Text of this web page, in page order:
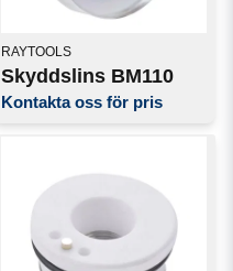
RAYTOOLS
Skyddslins BM110
Kontakta oss för pris